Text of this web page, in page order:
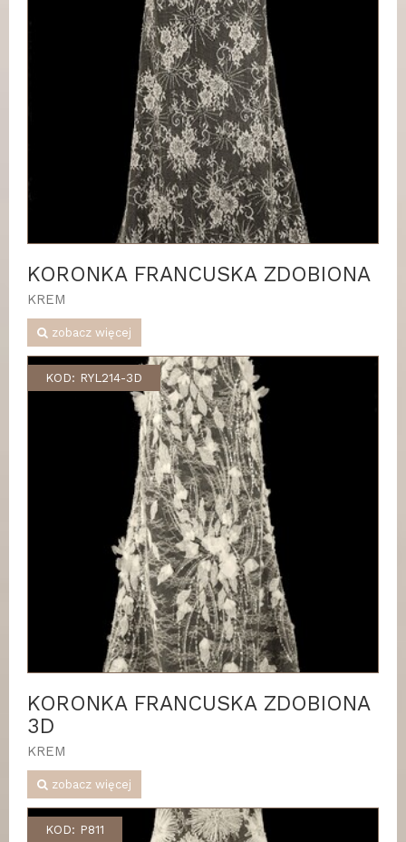
KORONKA FRANCUSKA ZDOBIONA
KREM
zobacz więcej
KOD: RYL214-3D
KORONKA FRANCUSKA ZDOBIONA
3D
KREM
zobacz więcej
KOD: P811